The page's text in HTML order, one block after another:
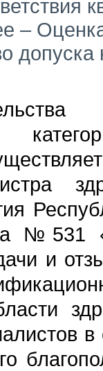
–
допуска
о
№531
и